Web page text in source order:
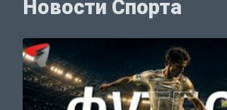
Новости Спорта